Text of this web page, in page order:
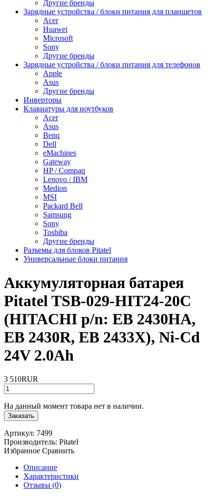
Другие бренды
Зарядные устройства / блоки питания для планшетов
Acer
Huawei
Microsoft
Sony
Другие бренды
Зарядные устройства / блоки питания для телефонов
Apple
Asus
Другие бренды
Инверторы
Клавиатуры для ноутбуков
Acer
Asus
Benq
Dell
eMachines
Gateway
HP / Compaq
Lenovo / IBM
Medion
MSI
Packard Bell
Samsung
Sony
Toshiba
Другие бренды
Разъемы для блоков Pitatel
Универсальные блоки питания
Аккумуляторная батарея
Pitatel TSB-029-HIT24-20C
(HITACHI p/n: EB 2430HA,
EB 2430R, EB 2433X), Ni-Cd
24V 2.0Ah
3 510RUR
На данный момент товара нет в наличии.
Заказать
Артикул: 7499
Производитель: Pitatel
Избранное Сравнить
Описание
Характеристики
Отзывы (0)